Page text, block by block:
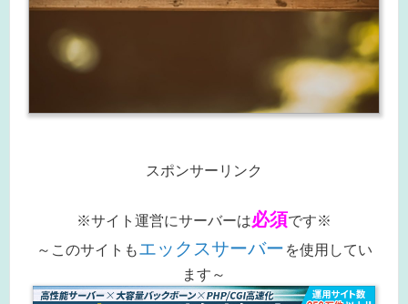
スポンサーリンク
※サイト運営にサーバーは必須です※
～このサイトもエックスサーバー を使用してい
ます～